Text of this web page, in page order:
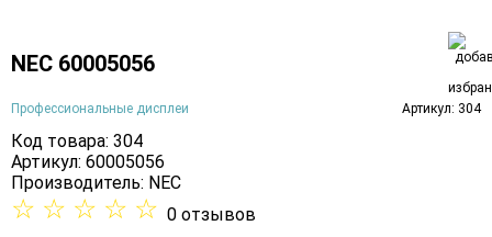
NEC 60005056
Профессиональные дисплеи Артикул: 304
Код товара: 304
Артикул: 60005056
Производитель: NEC
☆ ☆ ☆ ☆ ☆ 0 отзывов